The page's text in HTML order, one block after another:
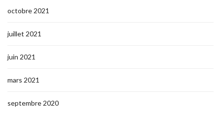
octobre 2021
juillet 2021
juin 2021
mars 2021
septembre 2020